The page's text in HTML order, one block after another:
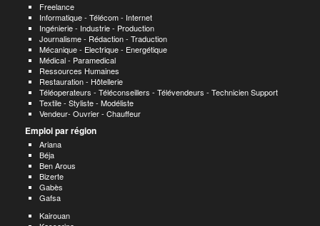
Freelance
Informatique - Télécom - Internet
Ingénierie - Industrie - Production
Journalisme - Rédaction - Traduction
Mécanique - Electrique - Energétique
Médical - Paramedical
Ressources Humaines
Restauration - Hôtellerie
Téléoperateurs - Téléconseillers - Télévendeurs - Technicien Support
Textile - Styliste - Modéliste
Vendeur- Ouvrier - Chauffeur
Emploi par région
Ariana
Béja
Ben Arous
Bizerte
Gabès
Gafsa
Kairouan